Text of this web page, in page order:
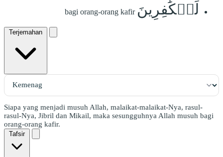
لِّلۡكَٰفِرِينَ bagi orang-orang kafir
Terjemahan
Siapa yang menjadi musuh Allah, malaikat-malaikat-Nya, rasul-
rasul-Nya, Jibril dan Mikail, maka sesungguhnya Allah musuh bagi
orang-orang kafir.
Tafsir